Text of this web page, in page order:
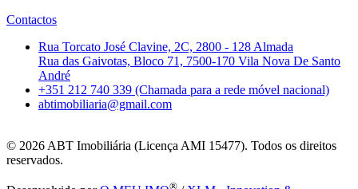
Contactos
Rua Torcato José Clavine, 2C, 2800 - 128 Almada
Rua das Gaivotas, Bloco 71, 7500-170 Vila Nova De Santo
André
+351 212 740 339 (Chamada para a rede móvel nacional)
abtimobiliaria@gmail.com
© 2026 ABT Imobiliária (Licença AMI 15477). Todos os direitos
reservados.
®